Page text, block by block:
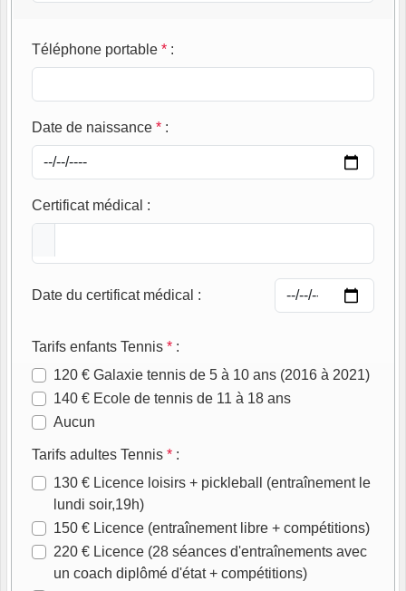
Téléphone portable * :
Date de naissance * :
Certificat médical :
Date du certificat médical :
Tarifs enfants Tennis * :
120 € Galaxie tennis de 5 à 10 ans (2016 à 2021)
140 € Ecole de tennis de 11 à 18 ans
Aucun
Tarifs adultes Tennis * :
130 € Licence loisirs + pickleball (entraînement le
lundi soir,19h)
150 € Licence (entraînement libre + compétitions)
220 € Licence (28 séances d'entraînements avec
un coach diplômé d'état + compétitions)